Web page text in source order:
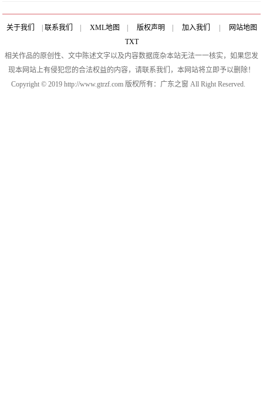
关于我们 联系我们 XML地图 版权声明 加入我们
网站地图
TXT
相关作品的原创性、文中陈述文字以及内容数据庞杂本站无法一一核实，如果您发
现本网站上有侵犯您的合法权益的内容，请联系我们，本网站将立即予以删除！
Copyright © 2019 http://www.gtrzf.com 版权所有：广东之窗 All Right Reserved.